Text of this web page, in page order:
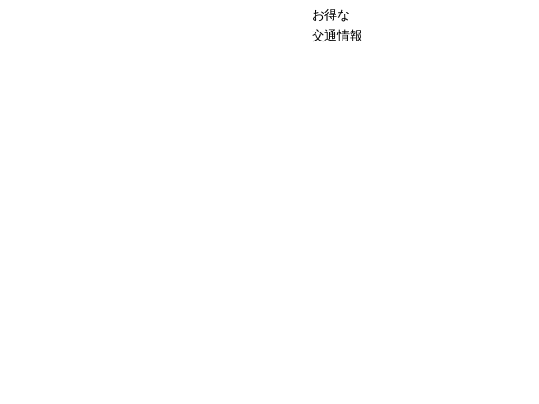
お得な
交通情報